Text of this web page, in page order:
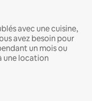
avec une cuisine,
avez besoin pour
un mois ou
une location